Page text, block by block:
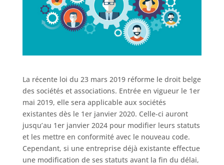
La récente loi du 23 mars 2019 réforme le droit belge
des sociétés et associations. Entrée en vigueur le 1er
mai 2019, elle sera applicable aux sociétés
existantes dès le 1er janvier 2020. Celle-ci auront
jusqu’au 1er janvier 2024 pour modifier leurs statuts
et les mettre en conformité avec le nouveau code.
Cependant, si une entreprise déjà existante effectue
une modification de ses statuts avant la fin du délai,